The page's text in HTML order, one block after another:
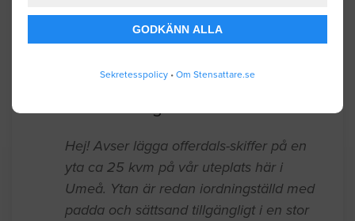
GODKÄNN ALLA
Sekretesspolicy • Om Stensattare.se
kvm. Backen är mycket stabil och
genomsläpplig
04.23.2026 14:31
Hej! Avser lägga offerdals-skiffer på en
yta ca 25 kvm på vår uteplats här i
Umeå. Ytan är redan iordningställd med
padda och sättsand tillgängligt i en stor